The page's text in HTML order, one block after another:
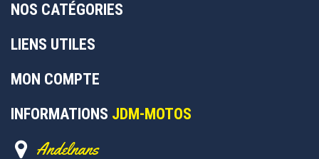
NOS CATÉGORIES
LIENS UTILES
MON COMPTE
INFORMATIONS JDM-MOTOS
Andelnans